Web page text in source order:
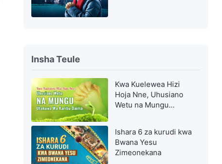
Insha Teule
Kwa Kuelewea Hizi
Hoja Nne, Uhusiano
Wetu na Mungu
Ishara 6 za kurudi kwa
Bwana Yesu
Zimeonekana